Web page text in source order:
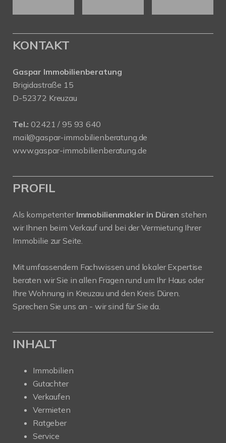
KONTAKT
Gaspar Immobilienberatung
Brigidastraße 15
D-52372 Kreuzau
Tel.: 02421 / 95 93 640
mail@gaspar-immobilienberatung.de
www.gaspar-immobilienberatung.de
PROFIL
Als kompetenter Immobilienmakler in Düren stehen
wir Ihnen beim Verkauf und bei der Vermietung Ihrer
Immobilie zur Seite.
Mit umfassendem Fachwissen und lokaler Expertise
beraten wir Sie in allen Fragen rund um Ihr Haus oder
Ihre Wohnung in Kreuzau und den Kreis Düren.
Sprechen Sie uns an - wir sind für Sie da.
INHALT
Immobilien
Gutachter
Verkaufen
Vermieten
Ratgeber
Service